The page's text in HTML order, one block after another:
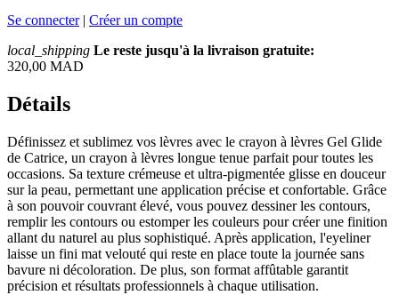
Se connecter| Créer un compte
local_shipping Le reste jusqu'à la livraison gratuite:
320,00 MAD
Détails
Définissez et sublimez vos lèvres avec le crayon à lèvres Gel Glide
de Catrice, un crayon à lèvres longue tenue parfait pour toutes les
occasions. Sa texture crémeuse et ultra-pigmentée glisse en douceur
sur la peau, permettant une application précise et confortable. Grâce
à son pouvoir couvrant élevé, vous pouvez dessiner les contours,
remplir les contours ou estomper les couleurs pour créer une finition
allant du naturel au plus sophistiqué. Après application, l'eyeliner
laisse un fini mat velouté qui reste en place toute la journée sans
bavure ni décoloration. De plus, son format affûtable garantit
précision et résultats professionnels à chaque utilisation.